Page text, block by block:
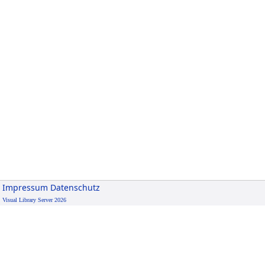
Impressum Datenschutz
Visual Library Server 2026